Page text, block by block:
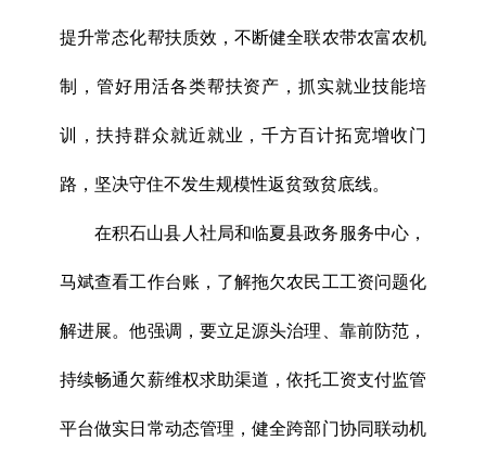
提升常态化帮扶质效，不断健全联农带农富农机
制，管好用活各类帮扶资产，抓实就业技能培
训，扶持群众就近就业，千方百计拓宽增收门
路，坚决守住不发生规模性返贫致贫底线。
在积石山县人社局和临夏县政务服务中心，
马斌查看工作台账，了解拖欠农民工工资问题化
解进展。他强调，要立足源头治理、靠前防范，
持续畅通欠薪维权求助渠道，依托工资支付监管
平台做实日常动态管理，健全跨部门协同联动机